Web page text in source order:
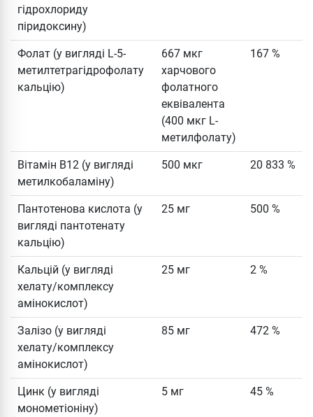
гідрохлориду
піридоксину)
Фолат (у вигляді L-5-
метилтетрагідрофолату
кальцію)
667 мкг
харчового
фолатного
еквівалента
(400 мкг L-
метилфолату)
167 %
Вітамін B12 (у вигляді
метилкобаламіну)
500 мкг 20 833 %
Пантотенова кислота (у
вигляді пантотенату
кальцію)
25 мг 500 %
Кальцій (у вигляді
хелату/комплексу
амінокислот)
25 мг 2 %
Залізо (у вигляді
хелату/комплексу
амінокислот)
85 мг 472 %
Цинк (у вигляді
монометіоніну)
5 мг 45 %